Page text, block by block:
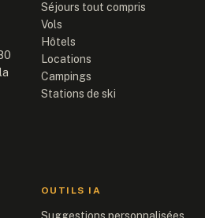
Séjours tout compris
Vols
Hôtels
Locations
Campings
Stations de ski
OUTILS IA